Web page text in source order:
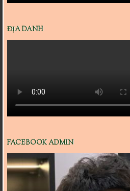
ĐỊA DANH
FACEBOOK ADMIN